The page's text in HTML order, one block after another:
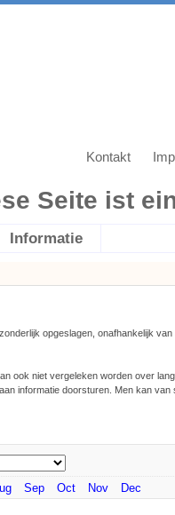
Kontakt
Seite ist
Informatie
opgeslagen, onafhankelijk van
ook niet vergeleken worden over
informatie doorsturen. Men kan van
Sep Oct Nov Dec